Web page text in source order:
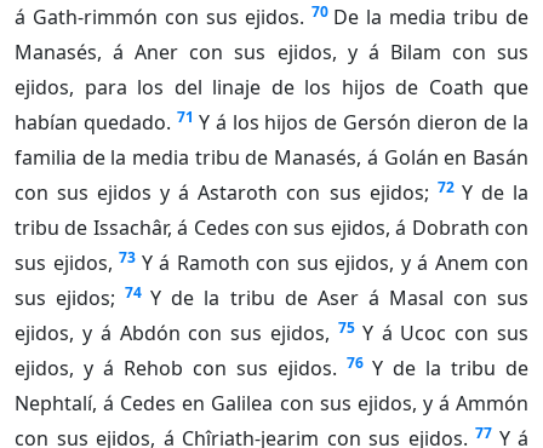
á Gath-rimmón con sus ejidos. 70 De la media tribu de
Manasés, á Aner con sus ejidos, y á Bilam con sus
ejidos, para los del linaje de los hijos de Coath que
habían quedado. 71 Y á los hijos de Gersón dieron de la
familia de la media tribu de Manasés, á Golán en Basán
con sus ejidos y á Astaroth con sus ejidos; 72 Y de la
tribu de Issachâr, á Cedes con sus ejidos, á Dobrath con
sus ejidos, 73 Y á Ramoth con sus ejidos, y á Anem con
sus ejidos; 74 Y de la tribu de Aser á Masal con sus
ejidos, y á Abdón con sus ejidos, 75 Y á Ucoc con sus
ejidos, y á Rehob con sus ejidos. 76 Y de la tribu de
Nephtalí, á Cedes en Galilea con sus ejidos, y á Ammón
con sus ejidos, á Chîriath-jearim con sus ejidos. 77 Y á